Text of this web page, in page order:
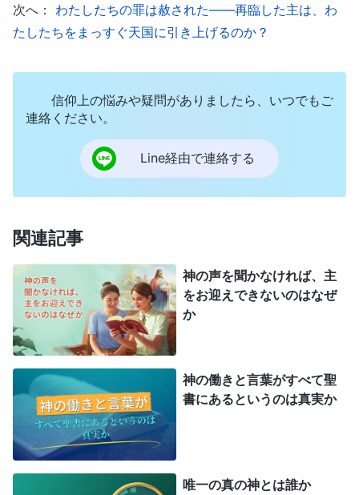
されなかったのなら、彼の働きが神自身を表すこと
ができただろうか」 （『神の出現と働き』「三位一体
は存在するのか」〔『言葉』第1巻〕）。神の御言葉は
明快かつ直截（ちょくせつ）です。神は唯一の真な
る神で、神の霊は一つしかなく、この神の位格も一
つだけです。父、子、聖霊という三つの位格では絶
対にありません。神が主イエスとして受肉する前、
子への言及はありませんでした。神の霊、つまり聖
き、それらは神の霊の言葉を通じて創られました。
神の霊は、唯一の真なる神ではないのですか？ 神
は律法の時代の働きをなさったとき、直接人を通じ
て行ないました。そのとき、いわゆる「子」は存在
せず、神は唯一の神、創造主でした。神は三位一体
だと言った人はかつておらず、聖霊が三位一体の証
し
をしたこともありません。では、神が受肉し主イ
エスとして来られたあと、人が神を三位一体と定義
し始めたのはなぜでしょう？ 主イエスは肉をまと
った神の霊で、その働きはすべて神の霊に支配さ
次へ： わたしたちの罪は赦された――再臨した主は、わ
たしたちをまっすぐ天国に引き上げるのか？
信仰上の悩みや疑問がありましたら、いつでもご
連絡ください。
Line経由で連絡する
関連記事
神の声を聞かなければ、主
をお迎えできないのはなぜ
か
神の働きと言葉がすべて聖
書にあるというのは真実か
唯一の真の神とは誰か